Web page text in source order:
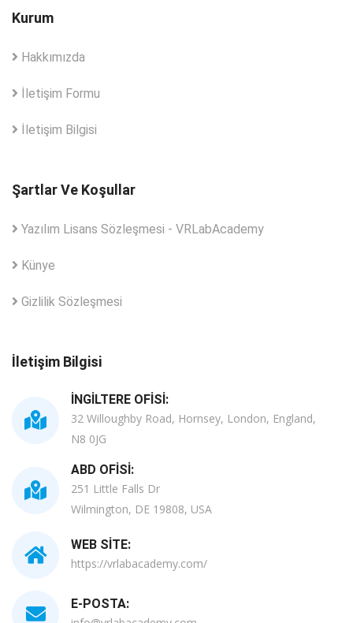
Kurum
Hakkımızda
İletişim Formu
İletişim Bilgisi
Şartlar Ve Koşullar
Yazılım Lisans Sözleşmesi - VRLabAcademy
Künye
Gizlilik Sözleşmesi
İletişim Bilgisi
İNGILTERE OFISI:
32 Willoughby Road, Hornsey, London, England,
N8 0JG
ABD OFISI:
251 Little Falls Dr
Wilmington, DE 19808, USA
WEB SITE:
https://vrlabacademy.com/
E-POSTA: